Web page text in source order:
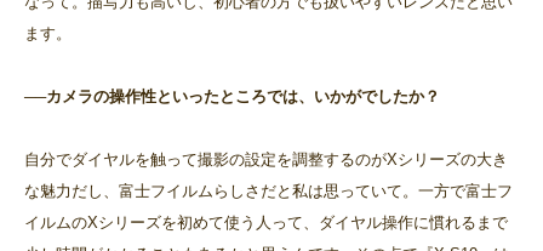
ます。
──カメラの操作性といったところでは、いかがでしたか？
自分でダイヤルを触って撮影の設定を調整するのがXシリーズの大き
な魅力だし、富士フイルムらしさだと私は思っていて。一方で富士フ
イルムのXシリーズを初めて使う人って、ダイヤル操作に慣れるまで